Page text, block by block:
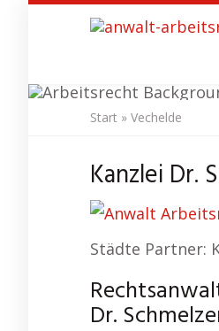
content
Start » Vechelde
Kanzlei Dr.
Städte Partner:
Dr.